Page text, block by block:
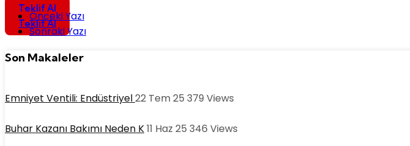
Teklif Al
Teklif Al
Post navigation
Önceki Yazı
Sonraki Yazı
Son Makaleler
Emniyet Ventili: Endüstriyel22 Tem 25 379 Views
Buhar Kazanı Bakımı Neden K11 Haz 25 346 Views